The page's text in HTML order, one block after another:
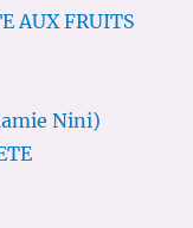
AUX FRUITS
Nini)